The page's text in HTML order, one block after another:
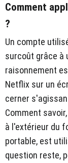
Comment
?
Un compte
surcoût grâce à
raisonnement
Netflix sur un
cerner
Comment
à l'extérieur du
portable, est
question reste,